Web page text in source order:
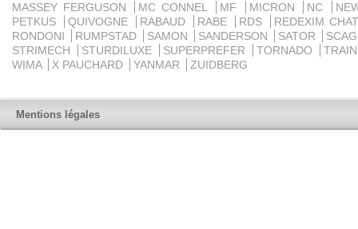
MASSEY FERGUSON
MC CONNEL MF MICRON NC
PETKUS
QUIVOGNE RABAUD RABE RDS
REDEXIM
RONDONI
RUMPSTAD SAMON SANDERSON SATOR
STRIMECH
STURDILUXE SUPERPREFER TORNADO
WIMA
X PAUCHARD YANMAR ZUIDBERG
Mentions légales